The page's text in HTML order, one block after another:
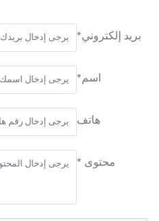
بريد إلكتروني*
اسم*
هاتف
محتوى *